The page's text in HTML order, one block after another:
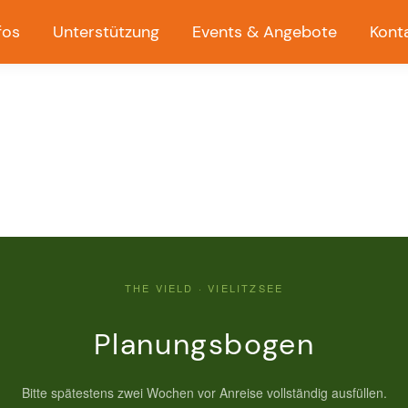
Unterstützung Events & Angebote
THE VIELD · VIELITZSEE
Planungsbogen
Bitte spätestens zwei Wochen vor Anreise vollständig ausfüllen.